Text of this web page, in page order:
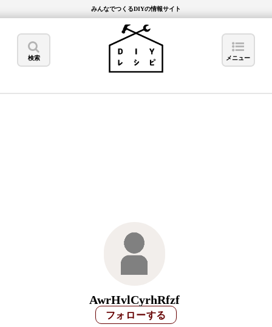
みんなでつくるDIYの情報サイト
検索 メニュー
AwrHvlCyrhRfzf